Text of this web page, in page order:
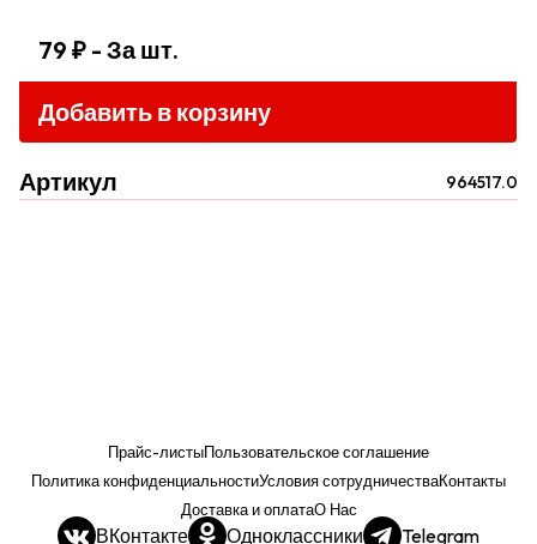
79 ₽ - За шт.
Добавить в корзину
Артикул 964517.0
Прайс-листыПользовательское соглашение
Политика конфиденциальностиУсловия сотрудничестваКонтакты
Доставка и оплатаО Нас
ВКонтакте Одноклассники Telegram